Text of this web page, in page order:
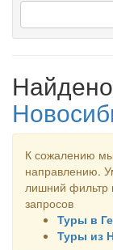
К сожалению
направлению.
лишний фильтр
запросов
Туры в
Туры из